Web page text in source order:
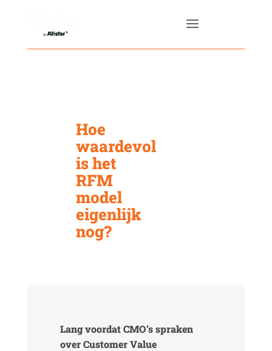
Hoe
waardevol
is het
RFM
model
eigenlijk
nog?
Lang voordat CMO’s spraken
over Customer Value